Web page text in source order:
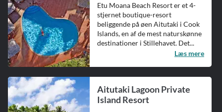
Etu Moana Beach Resort er et 4-
stjernet boutique-resort
beliggende på øen Aitutaki i Cook
Islands, en af de mest naturskønne
destinationer i Stillehavet. Det...
Læs mere
Aitutaki Lagoon Private
Island Resort